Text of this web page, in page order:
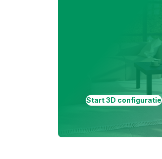
Start 3D configuratie